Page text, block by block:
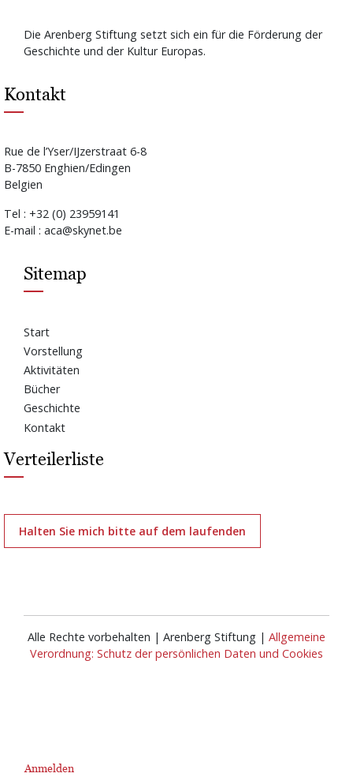
Die Arenberg Stiftung setzt sich ein für die Förderung der
Geschichte und der Kultur Europas.
Kontakt
Rue de l’Yser/IJzerstraat 6-8
B-7850 Enghien/Edingen
Belgien
Tel : +32 (0) 23959141
E-mail : aca@skynet.be
Sitemap
Start
Vorstellung
Aktivitäten
Bücher
Geschichte
Kontakt
Verteilerliste
Halten Sie mich bitte auf dem laufenden
Alle Rechte vorbehalten | Arenberg Stiftung | Allgemeine
Verordnung: Schutz der persönlichen Daten und Cookies
Anmelden